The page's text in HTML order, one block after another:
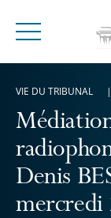
Menu
Denis
mercredi
VIE DU TRIBUNAL